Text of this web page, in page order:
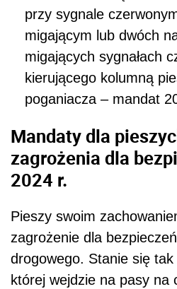
przy sygnale
migającym lub dwóch
migających sygnałach
kierującego kolumną
poganiacza – mandat
Mandaty dla
zagrożenia dla
2024 r.
Pieszy swoim
zagrożenie dla
drogowego. Stanie się
której wejdzie na pasy na